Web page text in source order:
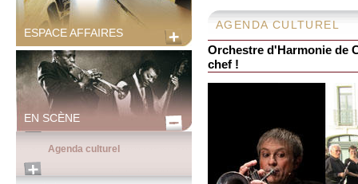
ESPACE AFFAIRES
EN SCÈNE
Agenda culturel
AGENDA CULTUREL
Orchestre d'Harmonie de
chef !